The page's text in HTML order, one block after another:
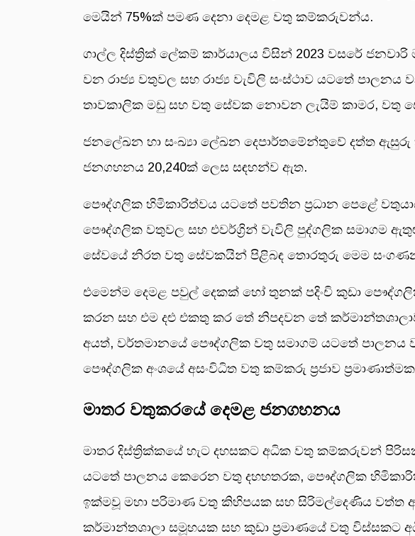
මෙයින් 75%ක් පමණ දෙනා දෙමළ වතු කම්කරුවන්ය.
ගාල්ල දිස්ත්‍රික් ලේකම් කාර්යාලය විසින් 2023 වසරේ
වන රාජ්‍ය වතුවල සහ රාජ්‍ය වැවිලි සංස්ථාව යටතේ
තාවකාලික මඩු සහ වතු සේවක නොවන ලැයිම් කාමර, වතු
ජනලේඛන හා සංඛ්‍යා ලේඛන දෙපාර්තමේන්තුවේ දත්ත
ජනගහනය 20,240ක් ලෙස සඳහන්ව ඇත.
පෞද්ගලික හිමිකාරිත්වය යටතේ පවතින ප්‍රධාන පෙළේ
පෞද්ගලික වතුවල සහ එවර්ග්‍රින් වැවිලි පුද්ගලික සමාගම
සේවයේ නිරත වතු සේවකයින් පිළිබඳ තොරතුරු මෙම
එමෙන්ම දෙමළ පවුල් දෙකක් හෝ තුනක් පදිංචි කුඩා
කරන සහ එම දළු එකතු කර තේ නිපදවන තේ
අයත්, වර්තමානයේ පෞද්ගලික වතු සමාගම් යටතේ පාලනය
පෞද්ගලික අංශයේ අසංවිධිත වතු කම්කරු ප්‍රජාව
මාතර වතුකරයේ දෙමළ ජනගහනය
මාතර දිස්ත්‍රික්කයේ හැට දහසකට අධික වතු කම්කරුවන්
යටතේ පාලනය කෙරෙන වතු දහහතරක, පෞද්ගලික
ඉක්මවූ මහා පරිමාණ වතු කිහිපයක සහ සිරිමල්දෙණිය
කර්මාන්තශාලා සමූහයක සහ කුඩා ප්‍රමාණයේ වතු විස්සකට